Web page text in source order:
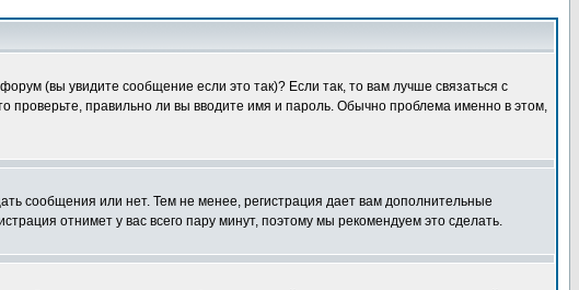
(вы увидите сообщение если это так)? Если так, то вам лучше связаться с
правильно ли вы вводите имя и пароль. Обычно проблема именно в этом,
сообщения или нет. Тем не менее, регистрация дает вам дополнительные
отнимет у вас всего пару минут, поэтому мы рекомендуем это сделать.